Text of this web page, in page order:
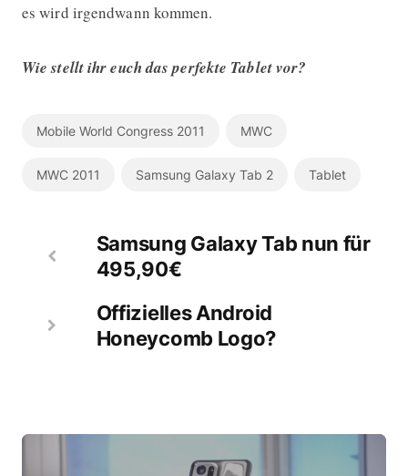
es wird irgendwann kommen.
Wie stellt ihr euch das perfekte Tablet vor?
Mobile World Congress 2011 MWC
MWC 2011 Samsung Galaxy Tab 2 Tablet
Samsung Galaxy Tab nun für
495,90€
Offizielles Android
Honeycomb Logo?